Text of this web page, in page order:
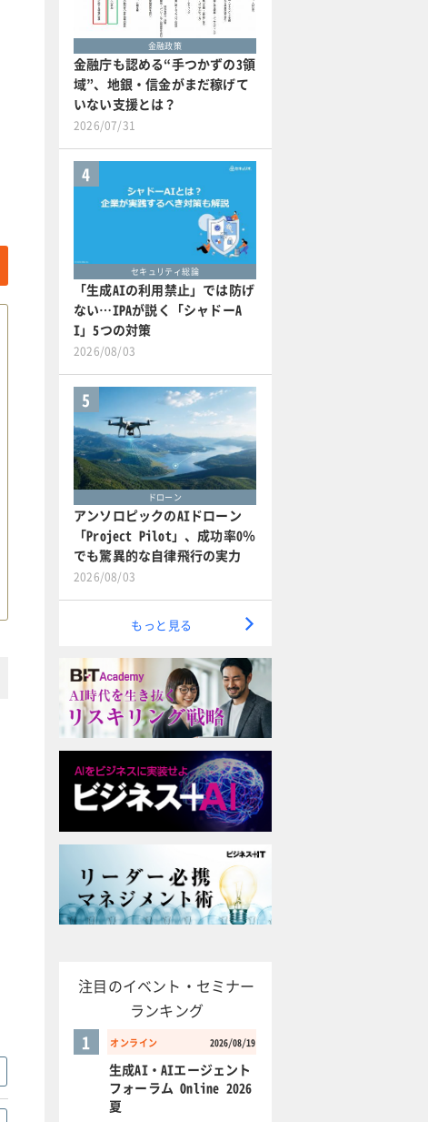
金融政策
金融庁も認める“手つかずの3領
域”、地銀・信金がまだ稼げて
いない支援とは？
2026/07/31
4
セキュリティ総論
「生成AIの利用禁止」では防げ
ない…IPAが説く「シャドーA
I」5つの対策
2026/08/03
5
ドローン
アンソロピックのAIドローン
「Project Pilot」、成功率0％
でも驚異的な自律飛行の実力
2026/08/03
もっと見る
注目のイベント・セミナー
ランキング
オンライン 2026/08/19
1
生成AI・AIエージェント
フォーラム Online 2026
夏